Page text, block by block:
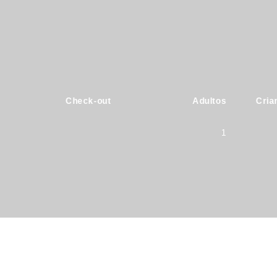
Check-out Adultos
1
2 1